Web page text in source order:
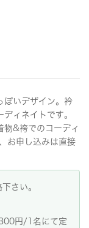
ぽいデザイン。衿
ィネイトです。
&袴でのコーディ
お申し込みは直接
さい。
円/1名にて定